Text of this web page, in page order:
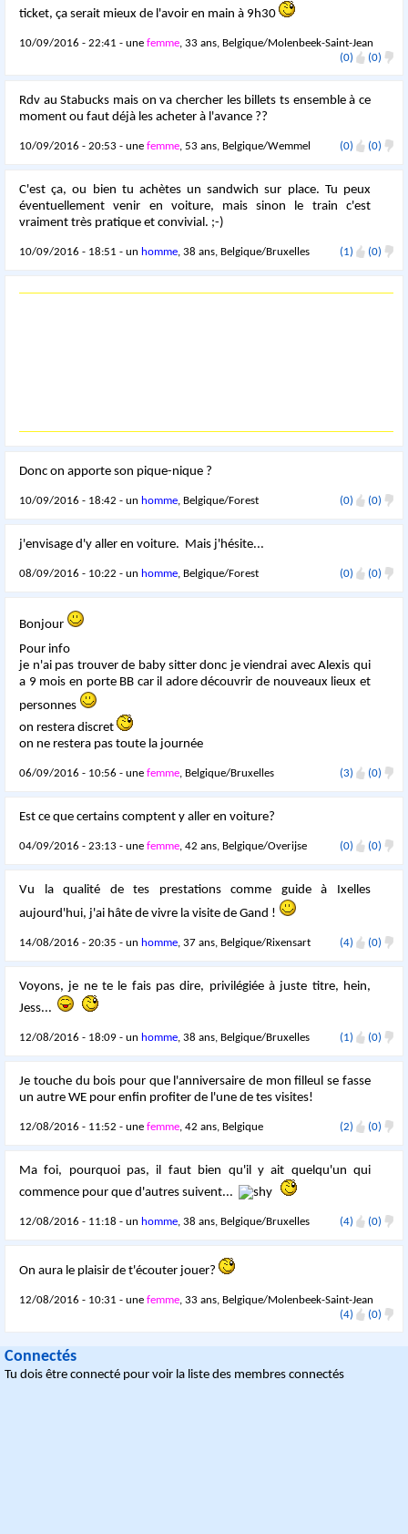
ticket, ça serait mieux de l'avoir en main à 9h30
10/09/2016 - 22:41 - unefemme , 33 ans, Belgique/Molenbeek-Saint-Jean
(0)
(0)
Rdv au Stabucks mais on va chercher les billets ts ensemble à ce
moment ou faut déjà les acheter à l'avance ??
10/09/2016 - 20:53 - unefemme , 53 ans, Belgique/Wemmel (0) (0)
C'est ça, ou bien tu achètes un sandwich sur place. Tu peux
éventuellement venir en voiture, mais sinon le train c'est
vraiment très pratique et convivial. ;-)
10/09/2016 - 18:51 - un homme , 38 ans, Belgique/Bruxelles (1) (0)
Donc on apporte son pique-nique ?
10/09/2016 - 18:42 - un homme , Belgique/Forest (0) (0)
j'envisage d'y aller en voiture. Mais j'hésite...
08/09/2016 - 10:22 - un homme , Belgique/Forest (0) (0)
Bonjour
Pour info
je n'ai pas trouver de baby sitter donc je viendrai avec Alexis qui
a 9 mois en porte BB car il adore découvrir de nouveaux lieux et
personnes
on restera discret
on ne restera pas toute la journée
06/09/2016 - 10:56 - unefemme , Belgique/Bruxelles (3) (0)
Est ce que certains comptent y aller en voiture?
04/09/2016 - 23:13 - unefemme , 42 ans, Belgique/Overijse (0) (0)
Vu la qualité de tes prestations comme guide à Ixelles
aujourd'hui, j'ai hâte de vivre la visite de Gand !
14/08/2016 - 20:35 - un homme , 37 ans, Belgique/Rixensart (4) (0)
Voyons, je ne te le fais pas dire, privilégiée à juste titre, hein,
Jess...
12/08/2016 - 18:09 - un homme , 38 ans, Belgique/Bruxelles (1) (0)
Je touche du bois pour que l'anniversaire de mon filleul se fasse
un autre WE pour enfin profiter de l'une de tes visites!
12/08/2016 - 11:52 - unefemme , 42 ans, Belgique (2) (0)
Ma foi, pourquoi pas, il faut bien qu'il y ait quelqu'un qui
commence pour que d'autres suivent...
12/08/2016 - 11:18 - un homme , 38 ans, Belgique/Bruxelles (4) (0)
On aura le plaisir de t'écouter jouer?
12/08/2016 - 10:31 - unefemme , 33 ans, Belgique/Molenbeek-Saint-Jean
(4)
(0)
Connectés
Tu dois être connecté pour voir la liste des membres connectés